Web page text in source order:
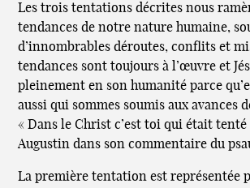
Les trois tentations décrites nous
tendances de notre nature humaine,
d’innombrables déroutes, conflits et
tendances sont toujours à l’œuvre et
pleinement en son humanité parce
aussi qui sommes soumis aux avances
« Dans le Christ c’est toi qui était
Augustin dans son commentaire du
La première tentation est représentée